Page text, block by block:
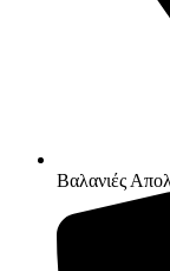
Βαλανιές